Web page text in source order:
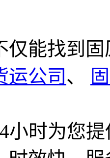
仅能找到
运公司 、
小时为您